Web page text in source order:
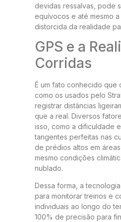
devidas ressalvas, pode
equívocos e até mesmo
distorcida da realidade
GPS e a
Corridas
É um fato conhecido que
como os usados pelo
registrar distâncias
que a real. Diversos
isso, como a dificuldade
tangentes perfeitas nas
de prédios altos em
mesmo condições
nublado.
Dessa forma, a tecnologia
para monitorar treinos e
individuais ao longo do
100% de precisão para